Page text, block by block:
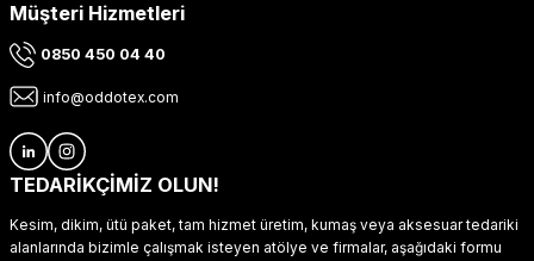
Bu ürünün fiyat bilgisi, resim, ürün açıklamalarında ve diğer
kullanarak tarafımıza iletebilirsiniz.
Ürün resmi kalitesiz, bozuk veya görüntülenemiyor.
Ürün açıklamasında eksik bilgiler bulunuyor.
Ürün fiyatı diğer sitelerden daha pahalı.
Müşteri Hizmetleri
0850 450 04 40
info@oddotex.com
TEDARİKÇİMİZ OLUN!
Kesim, dikim, ütü paket, tam hizmet üretim, kumaş veya aksesuar tedariki
alanlarında bizimle çalışmak isteyen atölye ve firmalar, aşağıdaki formu